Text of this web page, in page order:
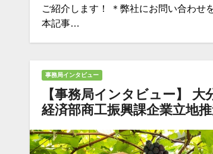
ご紹介します！ ＊弊社にお問い合わせ
本記事…
事務局インタビュー
【事務局インタビュー】 大
経済部商工振興課企業立地